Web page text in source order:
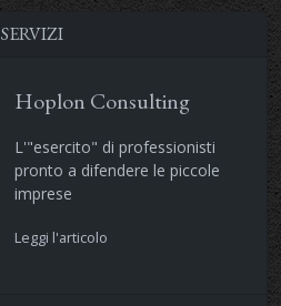
SERVIZI
Hoplon Consulting
L'"esercito" di professionisti
pronto a difendere le piccole
imprese
Leggi l'articolo